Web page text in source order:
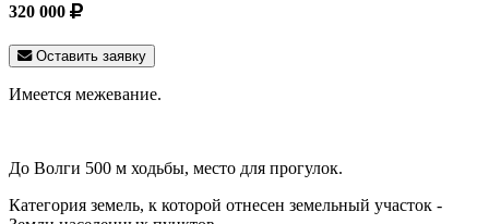
320 000
Оставить заявку
Имеется межевание.
До Волги 500 м ходьбы, место для прогулок.
Категория земель, к которой отнесен земельный участок -